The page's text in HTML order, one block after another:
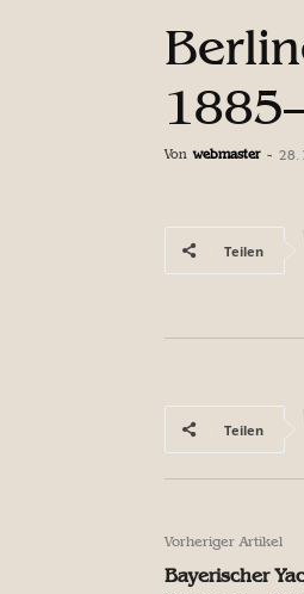
Von webmaster - 28.
Teilen
Teilen
Vorheriger Artikel
Bayerischer